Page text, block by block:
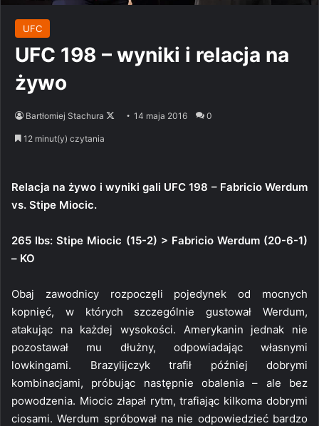
UFC
UFC 198 – wyniki i relacja na
żywo
Bartłomiej Stachura
Follow14 maja 2016 0
12 minut(y) czytania
Relacja na żywo i wyniki gali UFC 198 – Fabricio Werdum
vs. Stipe Miocic.
265 lbs: Stipe Miocic (15-2) > Fabricio Werdum (20-6-1)
– KO
Obaj zawodnicy rozpoczęli pojedynek od mocnych
kopnięć, w których szczególnie gustował Werdum,
atakując na każdej wysokości. Amerykanin jednak nie
pozostawał mu dłużny, odpowiadając własnymi
lowkingami. Brazylijczyk trafił później dobrymi
kombinacjami, próbując następnie obalenia – ale bez
powodzenia. Miocic złapał rytm, trafiając kilkoma dobrymi
ciosami. Werdum spróbował na nie odpowiedzieć bardzo